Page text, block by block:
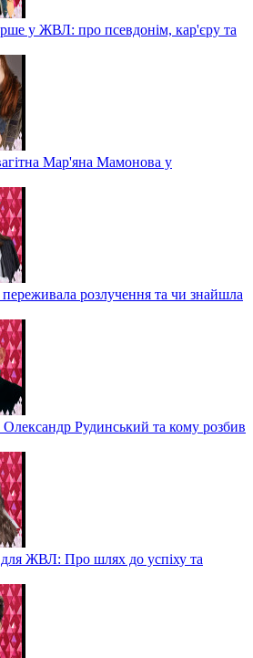
у ЖВЛ: про псевдонім, кар'єру та
Мар'яна Мамонова у
розлучення та чи знайшла
Олександр Рудинський та кому розбив
ЖВЛ: Про шлях до успіху та